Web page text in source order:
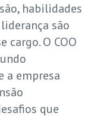
habilidades
são
cargo. O COO
a empresa
que